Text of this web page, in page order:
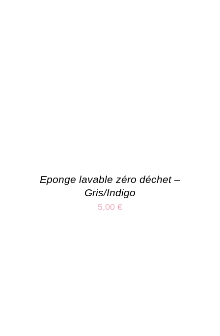
Eponge lavable zéro déchet –
Gris/Indigo
5,00 €